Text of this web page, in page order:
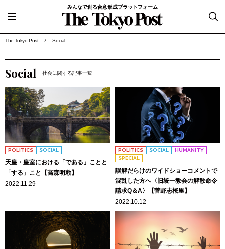
みんなで創る合意形成プラットフォーム
The Tokyo Post Social
Social 社会に関する記事一覧
POLITICS SOCIAL
天皇・皇室における「である」ことと
「する」こと【高森明勅】
2022.11.29
POLITICS SOCIAL
HUMANITY
SPECIAL
誤解だらけのワイドショーコメントで
混乱した方へ〈旧統一教会の解散命令
請求Q＆A〉【菅野志桜里】
2022.10.12